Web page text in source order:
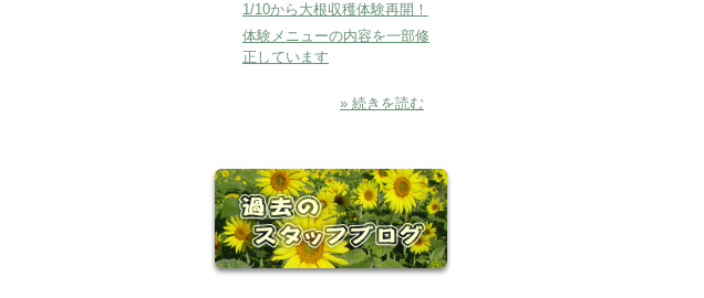
1/10から大根収穫体験再開！
体験メニューの内容を一部修
正しています
» 続きを読む